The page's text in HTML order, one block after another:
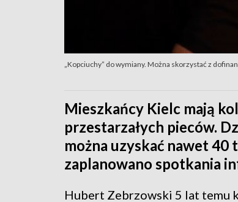
„Kopciuchy” do wymiany. Można skorzystać z
Mieszkańcy Kielc mają
przestarzałych pieców.
można uzyskać nawet 40
zaplanowano spotkania
Hubert Zebrzowski 5 lat temu